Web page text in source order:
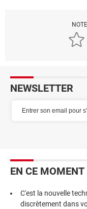
NEWSLETTER
EN CE MOMENT
C'est la nouvelle
discrètement dans